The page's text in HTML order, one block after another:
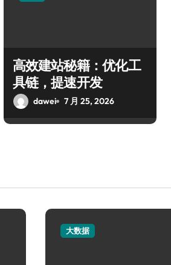
高效建站秘籍：优化工
具链，提速开发
dawei 7 月 25, 2026
大数据